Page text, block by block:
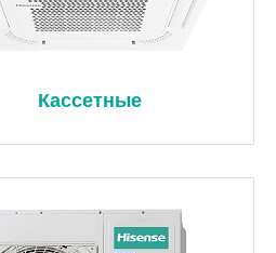
Кассетные